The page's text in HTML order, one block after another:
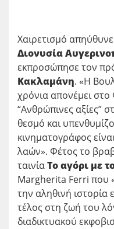
Χαιρετισμό
Διονυσία
εκπροσώπησε τον
Κακλαμάνη. «H
χρόνια απονέμει
“Aνθρώπινες αξίες”
θεσμό και
κινηματογράφος
λαών». Φέτος το
ταινίαΤο αγόρι με
Margherita Ferri που
την αληθινή
τέλος στη ζωή του
διαδικτυακού